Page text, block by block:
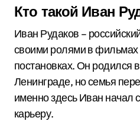
Кто такой Иван
Иван Рудаков –
своими ролями в фильмах
постановках. Он родился в
Ленинграде, но семья
именно здесь Иван начал
карьеру.